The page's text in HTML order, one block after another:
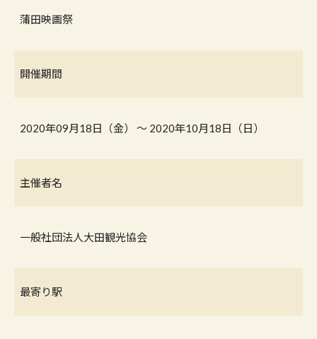
蒲田映画祭
開催期間
2020年09月18日（金） 〜 2020年10月18日（日）
主催者名
一般社団法人大田観光協会
最寄り駅